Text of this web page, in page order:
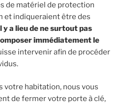
de matériel de protection
et indiqueraient être des
y a lieu de ne surtout pas
immédiatement le
intervenir afin de procéder
votre habitation, nous vous
de fermer votre porte à clé,